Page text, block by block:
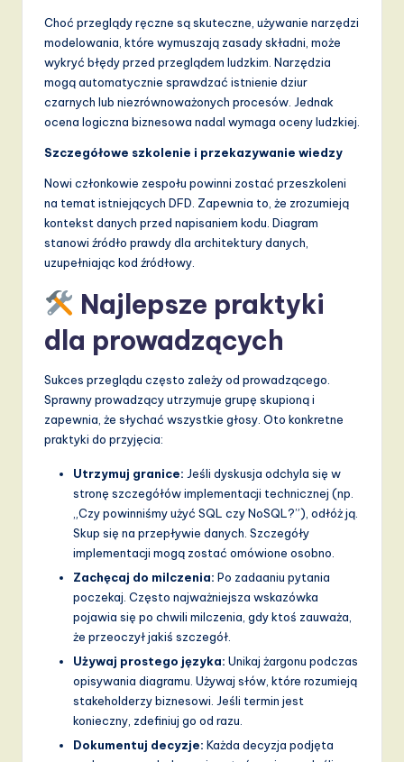
Choć przeglądy ręczne są skuteczne, używanie narzędzi
modelowania, które wymuszają zasady składni, może
wykryć błędy przed przeglądem ludzkim. Narzędzia
mogą automatycznie sprawdzać istnienie dziur
czarnych lub niezrównoważonych procesów. Jednak
ocena logiczna biznesowa nadal wymaga oceny ludzkiej.
Szczegółowe szkolenie i przekazywanie wiedzy
Nowi członkowie zespołu powinni zostać przeszkoleni
na temat istniejących DFD. Zapewnia to, że zrozumieją
kontekst danych przed napisaniem kodu. Diagram
stanowi źródło prawdy dla architektury danych,
uzupełniając kod źródłowy.
Najlepsze praktyki
dla prowadzących
Sukces przeglądu często zależy od prowadzącego.
Sprawny prowadzący utrzymuje grupę skupioną i
zapewnia, że słychać wszystkie głosy. Oto konkretne
praktyki do przyjęcia:
Utrzymuj granice: Jeśli dyskusja odchyla się w
stronę szczegółów implementacji technicznej (np.
„Czy powinniśmy użyć SQL czy NoSQL?”), odłóż ją.
Skup się na przepływie danych. Szczegóły
implementacji mogą zostać omówione osobno.
Zachęcaj do milczenia: Po zadaaniu pytania
poczekaj. Często najważniejsza wskazówka
pojawia się po chwili milczenia, gdy ktoś zauważa,
że przeoczył jakiś szczegół.
Używaj prostego języka: Unikaj żargonu podczas
opisywania diagramu. Używaj słów, które rozumieją
stakeholderzy biznesowi. Jeśli termin jest
konieczny, zdefiniuj go od razu.
Dokumentuj decyzje: Każda decyzja podjęta